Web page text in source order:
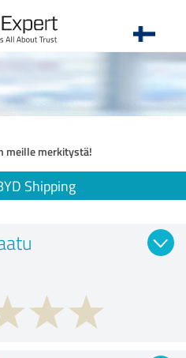
meille merkitystä!
Shipping